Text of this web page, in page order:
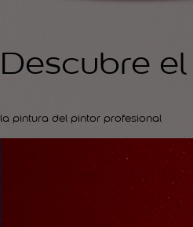
Descubre
la pintura del pintor profesional